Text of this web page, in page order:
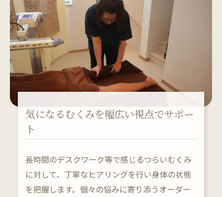
気になるむくみを幅広い視点でサポー
ト
長時間のデスクワーク等で感じるつらいむくみ
に対して、丁寧なヒアリングを行い身体の状態
を把握します。個々の悩みに寄り添うオーダー